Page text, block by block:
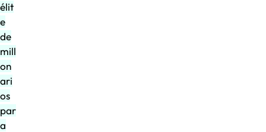
élit
e
de
mill
on
ari
os
par
a